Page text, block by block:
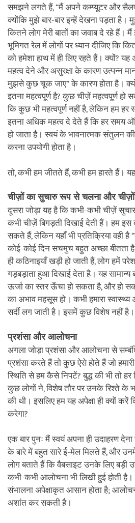
समझने लगते हैं, “मैं अपने कम्प्यूटर और
क्योंकि मुझे बार-बार इन्हें देखना पड़ता है।
कितने लोग मेरी बातों का जवाब दे रहे हैं।
भूमिगत रेल में लोगों पर ध्यान दीजिए कि
को हमेशा हाथ में ही लिए रहते हैं। क्यों?
महत्व देने और असुरक्षा के कारण उत्पन्न
मुझसे कुछ चूक जाए” के कारण होता है।
इतना महत्वपूर्ण है? कुछ चीज़ें महत्वपूर्ण हो
कि कुछ भी महत्वपूर्ण नहीं है, लेकिन हम हर
इतना अधिक महत्व दे देते हैं कि हर समय
हो जाता है। स्वयं के भावनात्मक संतुलन
करना उपयोगी होता है।
तो, कभी हम जीतते हैं, कभी हम हारते हैं।
चीज़ों का सुचारु रूप से चलना और चीज़ों
दूसरा जोड़ा यह है कि कभी-कभी चीज़ें
कभी चीज़ें बिगड़ती दिखाई देती हैं। हम
सकते हैं, लेकिन यहाँ भी प्रतिक्रिया वही है
कोई-कोई दिन सचमुच बहुत अच्छा बीतता
ही कठिनाइयाँ खड़ी हो जाती हैं, लोग हमें
गड़बड़ाता हुआ दिखाई देता है। यह
ऊर्जा का स्तर ऊँचा हो सकता है, और हो
का अभाव महसूस हो। कभी हमारा स्वास्थ्य
सर्दी लग जाती है। इसमें कुछ विशेष नहीं है।
प्रशंसा और आलोचना
अगला जोड़ा प्रशंसा और आलोचना से
प्रशंसा करते हैं तो कुछ ऐसे होते हैं जो
स्थिति से हम कैसे निपटें? बुद्ध की भी तो
कुछ लोगों ने, विशेष तौर पर उनके रिश्ते के
की थी। इसलिए हम यह अपेक्षा ही क्यों करें
करेगा?
एक बार पुनः मैं स्वयं अपना ही उदाहरण
के बारे में बहुत सारे ई-मेल मिलते हैं, और
लोग बताते हैं कि वैबसाइट उनके लिए बड़ी
कभी-कभी आलोचना भी लिखी हुई होती है।
संभालना अपेक्षाकृत आसान होता है;
अशांत कर सकती है।